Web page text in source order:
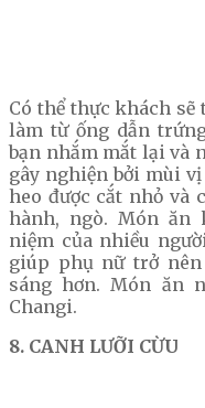
Có thể thực khách
làm từ ống dẫn
bạn nhắm mắt lại và
gây nghiện bởi mùi
heo được cắt nhỏ và
hành, ngò. Món ăn
niệm của nhiều
giúp phụ nữ trở nên
sáng hơn. Món ăn
Changi.
8. CANH LƯỠI CỪU